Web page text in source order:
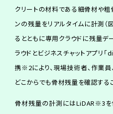
クリートの材料である細骨材や
ンの残量をリアルタイムに計測（
るとともに専用クラウドに残量デ
ラウドとビジネスチャットアプリ
携※2により、現場技術者、作業員
どこからでも骨材残量を確認する
骨材残量の計測にはLiDAR※3を